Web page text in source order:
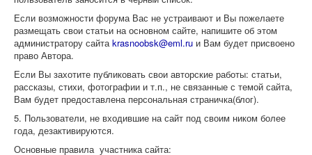
Если возможности форума Вас не устраивают и Вы пожелаете
размещать свои статьи на основном сайте, напишите об этом
администратору сайтаkrasnoobsk@eml.ru и Вам будет присвоено
право Автора.
Если Вы захотите публиковать свои авторские работы: статьи,
рассказы, стихи, фотографии и т.п., не связанные с темой сайта,
Вам будет предоставлена персональная страничка(блог).
5. Пользователи, не входившие на сайт под своим ником более
года, дезактивируются.
Основные правила участника сайта: